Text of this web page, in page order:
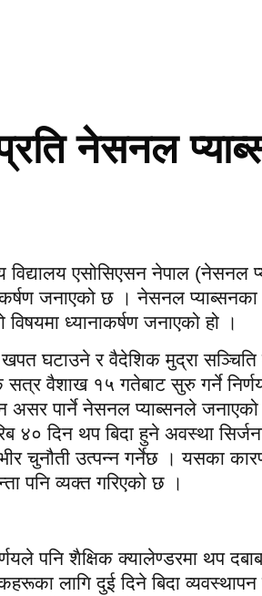
नेसनल
विद्यालय एसोसिएसन नेपाल (नेसनल
जनाएको छ । नेसनल प्याब्सनका
विषयमा ध्यानाकर्षण जनाएको हो ।
घटाउने र वैदेशिक मुद्रा सञ्चिति
सत्र वैशाख १५ गतेबाट सुरु गर्ने
असर पार्ने नेसनल प्याब्सनले
४० दिन थप बिदा हुने अवस्था
चुनौती उत्पन्न गर्नेछ । यसका
पनि व्यक्त गरिएको छ ।
पनि शैक्षिक क्यालेण्डरमा थप दबाब
लागि दुई दिने बिदा